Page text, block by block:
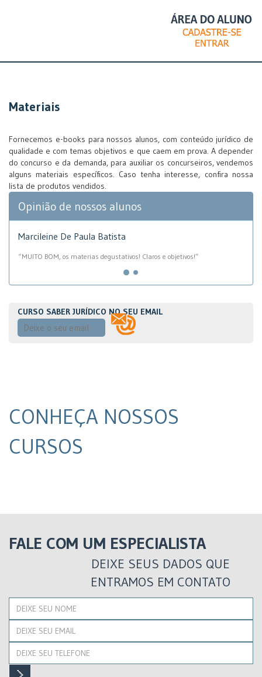
Materiais
Fornecemos e-books para nossos alunos, com conteúdo jurídico de
qualidade e com temas objetivos e que caem em prova. A depender
do concurso e da demanda, para auxiliar os concurseiros, vendemos
alguns materiais específicos. Caso tenha interesse, confira nossa
lista de produtos vendidos.
Opinião de nossos alunos
Marcileine De Paula Batista
“MUITO BOM, os materias degustativos! Claros e objetivos!”
CURSO SABER JURÍDICO NO SEU EMAIL
CONHEÇA NOSSOS
CURSOS
FALE COM UM ESPECIALISTA
DEIXE SEUS DADOS QUE
ENTRAMOS EM CONTATO